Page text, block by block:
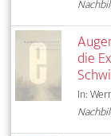
die
In: